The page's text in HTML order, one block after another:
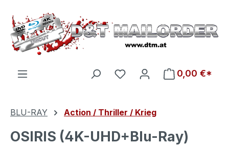
Zum Hauptinhalt springen
Du hast 0 Produkte auf
0,00 €*
BLU-RAY Action / Thriller / Krieg
OSIRIS (4K-UHD+Blu-Ray)